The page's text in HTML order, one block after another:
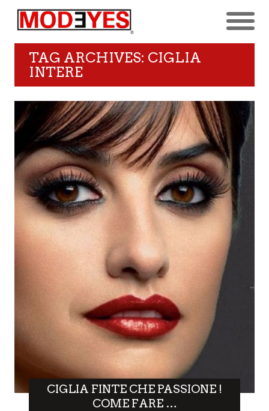
TAG ARCHIVES: CIGLIA
INTERE
CIGLIA FINTE CHE PASSIONE !
COME FARE …